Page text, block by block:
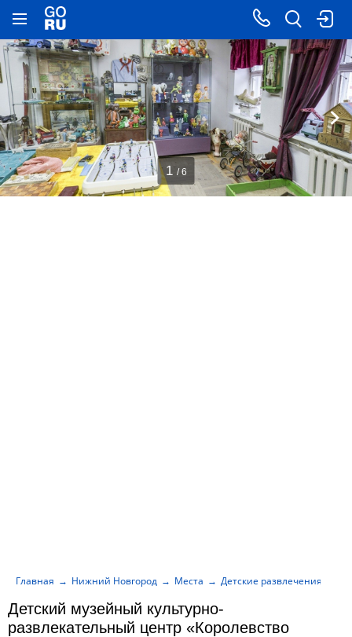
Детский музейный культурно-
развлекательный центр «Королевство
Главная Нижний Новгород Места Детские развлечения
1 / 6